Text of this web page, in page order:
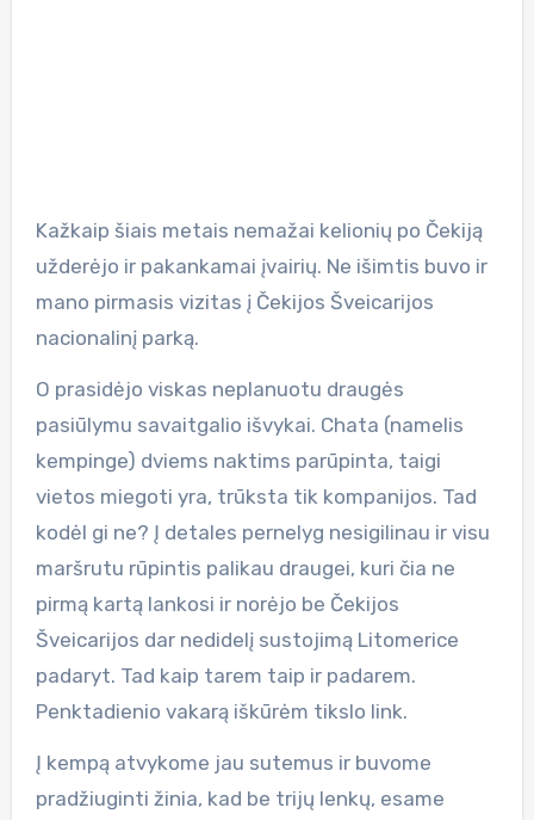
Kažkaip šiais metais nemažai kelionių po Čekiją
užderėjo ir pakankamai įvairių. Ne išimtis buvo ir
mano pirmasis vizitas į Čekijos Šveicarijos
nacionalinį parką.
O prasidėjo viskas neplanuotu draugės
pasiūlymu savaitgalio išvykai. Chata (namelis
kempinge) dviems naktims parūpinta, taigi
vietos miegoti yra, trūksta tik kompanijos. Tad
kodėl gi ne? Į detales pernelyg nesigilinau ir visu
maršrutu rūpintis palikau draugei, kuri čia ne
pirmą kartą lankosi ir norėjo be Čekijos
Šveicarijos dar nedidelį sustojimą Litomerice
padaryt. Tad kaip tarem taip ir padarem.
Penktadienio vakarą iškūrėm tikslo link.
Į kempą atvykome jau sutemus ir buvome
pradžiuginti žinia, kad be trijų lenkų, esame